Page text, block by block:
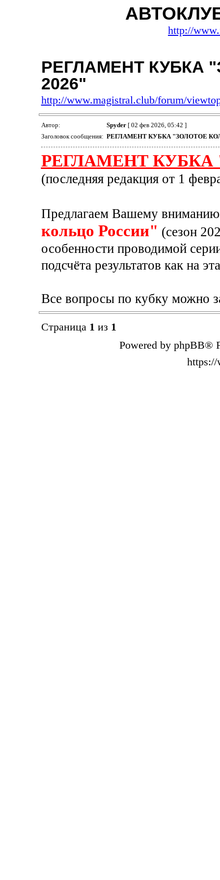
http://
РЕГЛАМЕНТ КУБКА
2026"
http://www.magistral.club/forum/
Автор: Spyder[ 02 фев 2026, 05:42 ]
Заголовок сообщения: РЕГЛАМЕНТ КУБКА "ЗОЛОТОЕ
РЕГЛАМЕНТ КУБКА
(последняя редакция от 1
Предлагаем Вашему
кольцо России" (сезон
особенности проводимой
подсчёта результатов как на
Все вопросы по кубку можно
Страница 1 из 1
Powered by phpBB®
https://